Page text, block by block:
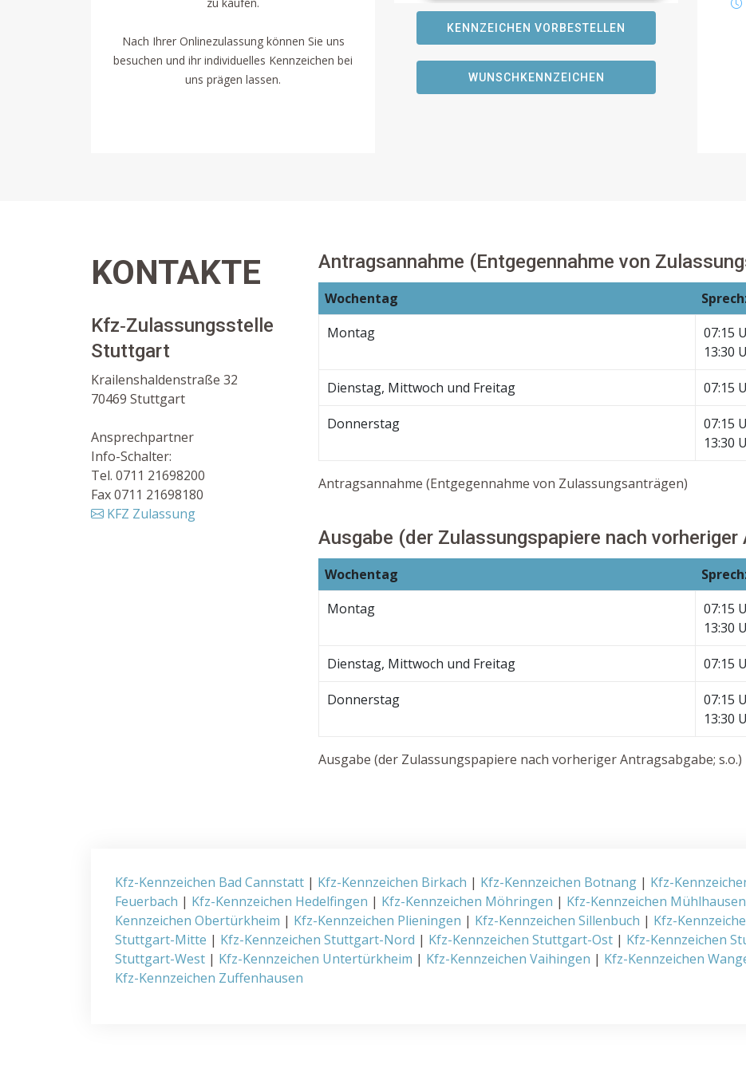
zu kaufen.
Nach Ihrer Onlinezulassung können Sie uns
besuchen und ihr individuelles Kennzeichen bei
uns prägen lassen.
KENNZEICHEN VORBESTELLEN
WUNSCHKENNZEICHEN
KONTAKTE
Kfz‐Zulassungsstelle
Stuttgart
Krailenshaldenstraße 32
70469 Stuttgart
Ansprechpartner
Info-Schalter:
Tel. 0711 21698200
Fax 0711 21698180
KFZ Zulassung
Antragsannahme (Entgegennahme von
Wochentag
Montag
07:15
13:30
Dienstag, Mittwoch und Freitag 07:15
Donnerstag
07:15
13:30
Antragsannahme (Entgegennahme von Zulassungsanträgen)
Ausgabe (der Zulassungspapiere nach vorheriger
Wochentag
Montag
07:15
13:30
Dienstag, Mittwoch und Freitag 07:15
Donnerstag
07:15
13:30
Ausgabe (der Zulassungspapiere nach vorheriger Antragsabgabe; s.o.)
Kfz-Kennzeichen Bad Cannstatt | Kfz-Kennzeichen Birkach | Kfz-Kennzeichen Botnang | Kfz-
Feuerbach | Kfz-Kennzeichen Hedelfingen | Kfz-Kennzeichen Möhringen | Kfz-Kennzeichen Mühlhausen
Kennzeichen Obertürkheim | Kfz-Kennzeichen Plieningen | Kfz-Kennzeichen Sillenbuch | Kfz-
Stuttgart-Mitte | Kfz-Kennzeichen Stuttgart-Nord | Kfz-Kennzeichen Stuttgart-Ost | Kfz-Kennzeichen
Stuttgart-West | Kfz-Kennzeichen Untertürkheim | Kfz-Kennzeichen Vaihingen | Kfz-Kennzeichen
Kfz-Kennzeichen Zuffenhausen